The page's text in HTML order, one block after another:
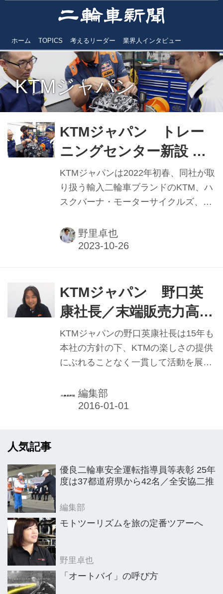
ホーム TOPICS 考えるリーダー 業界人インタビュー
KTMジャパン
KTMジャパン トレー
ニングセンター新設 二
輪車未経験から受け入
れ 高度な技術取得目指
す
KTMジャパンは2022年初春、同社が取
り扱う輸入二輪車ブランドのKTM、ハ
スクバーナ・モーターサイクルズ、
ーニングセンターを東京都江東区に新
設。一般業務から重整備まで、同ブラ
済み）となっており、二輪専門メディ
アで本紙が初取材した。その施設と研
修内容を紹介する。
野里卓也
KTMジャパン 野口英
康社長／末端販売力高め
る活動へ 大胆イベント
で市場へインパクト
KTMジャパンの野口英康社長は15年も
本社の方針の下、KTMの楽しさの提供
にぶれることなく一貫して活動を展
しませる独自のイベントやPR、販売に
繋げたあとの顧客へのアフターサービ
ールス支援の新たな取り組みを始め
る。イベントでもKTMらしい他にはで
種トレーニングでは体系化しサービス
技術などの向上を進めるなどとしてい
編集部
人気記事
優良二輪車安全運転指導員等表彰 25年
度は37都道府県から42名／全安協二推
編集部
モトツーリズムを旅の定番ツアーへ
野里卓也
「オートバイ」の呼び方